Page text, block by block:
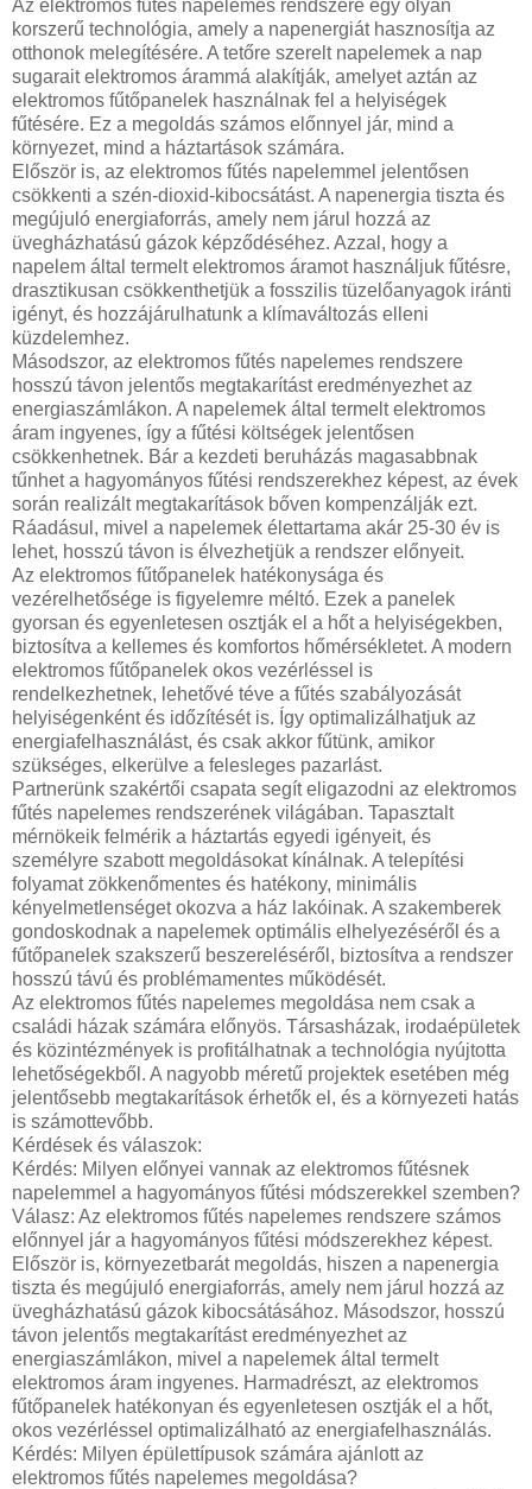
Az elektromos fűtés napelemes rendszere egy olyan
korszerű technológia, amely a napenergiát hasznosítja az
otthonok melegítésére. A tetőre szerelt napelemek a nap
sugarait elektromos árammá alakítják, amelyet aztán az
elektromos fűtőpanelek használnak fel a helyiségek
fűtésére. Ez a megoldás számos előnnyel jár, mind a
környezet, mind a háztartások számára.
Először is, az elektromos fűtés napelemmel jelentősen
csökkenti a szén-dioxid-kibocsátást. A napenergia tiszta és
megújuló energiaforrás, amely nem járul hozzá az
üvegházhatású gázok képződéséhez. Azzal, hogy a
napelem által termelt elektromos áramot használjuk fűtésre,
drasztikusan csökkenthetjük a fosszilis tüzelőanyagok iránti
igényt, és hozzájárulhatunk a klímaváltozás elleni
küzdelemhez.
Másodszor, az elektromos fűtés napelemes rendszere
hosszú távon jelentős megtakarítást eredményezhet az
energiaszámlákon. A napelemek által termelt elektromos
áram ingyenes, így a fűtési költségek jelentősen
csökkenhetnek. Bár a kezdeti beruházás magasabbnak
tűnhet a hagyományos fűtési rendszerekhez képest, az évek
során realizált megtakarítások bőven kompenzálják ezt.
Ráadásul, mivel a napelemek élettartama akár 25-30 év is
lehet, hosszú távon is élvezhetjük a rendszer előnyeit.
Az elektromos fűtőpanelek hatékonysága és
vezérelhetősége is figyelemre méltó. Ezek a panelek
gyorsan és egyenletesen osztják el a hőt a helyiségekben,
biztosítva a kellemes és komfortos hőmérsékletet. A modern
elektromos fűtőpanelek okos vezérléssel is
rendelkezhetnek, lehetővé téve a fűtés szabályozását
helyiségenként és időzítését is. Így optimalizálhatjuk az
energiafelhasználást, és csak akkor fűtünk, amikor
szükséges, elkerülve a felesleges pazarlást.
Partnerünk szakértői csapata segít eligazodni az elektromos
fűtés napelemes rendszerének világában. Tapasztalt
mérnökeik felmérik a háztartás egyedi igényeit, és
személyre szabott megoldásokat kínálnak. A telepítési
folyamat zökkenőmentes és hatékony, minimális
kényelmetlenséget okozva a ház lakóinak. A szakemberek
gondoskodnak a napelemek optimális elhelyezéséről és a
fűtőpanelek szakszerű beszereléséről, biztosítva a rendszer
hosszú távú és problémamentes működését.
Az elektromos fűtés napelemes megoldása nem csak a
családi házak számára előnyös. Társasházak, irodaépületek
és közintézmények is profitálhatnak a technológia nyújtotta
lehetőségekből. A nagyobb méretű projektek esetében még
jelentősebb megtakarítások érhetők el, és a környezeti hatás
is számottevőbb.
Kérdések és válaszok:
Kérdés: Milyen előnyei vannak az elektromos fűtésnek
napelemmel a hagyományos fűtési módszerekkel szemben?
Válasz: Az elektromos fűtés napelemes rendszere számos
előnnyel jár a hagyományos fűtési módszerekhez képest.
Először is, környezetbarát megoldás, hiszen a napenergia
tiszta és megújuló energiaforrás, amely nem járul hozzá az
üvegházhatású gázok kibocsátásához. Másodszor, hosszú
távon jelentős megtakarítást eredményezhet az
energiaszámlákon, mivel a napelemek által termelt
elektromos áram ingyenes. Harmadrészt, az elektromos
fűtőpanelek hatékonyan és egyenletesen osztják el a hőt,
okos vezérléssel optimalizálható az energiafelhasználás.
Kérdés: Milyen épülettípusok számára ajánlott az
elektromos fűtés napelemes megoldása?